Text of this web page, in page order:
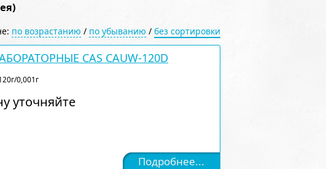
по возрастанию / по убыванию / без сортировки
CAS CAUW-120D
0,001г
уточняйте
Подробнее...